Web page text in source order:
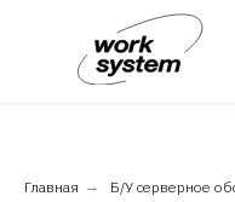
Главная → Б/У серверное